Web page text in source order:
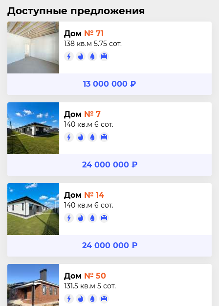
Доступные предложения
Дом № 71
138 кв.м 5.75 сот.
13 000 000 ₽
Дом № 7
140 кв.м 6 сот.
24 000 000 ₽
Дом № 14
140 кв.м 6 сот.
24 000 000 ₽
Дом № 50
131.5 кв.м 5 сот.